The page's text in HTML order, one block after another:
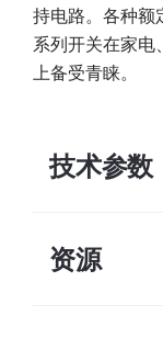
持电路。各种额
系列开关在家电
上备受青睐。
技术参数
资源